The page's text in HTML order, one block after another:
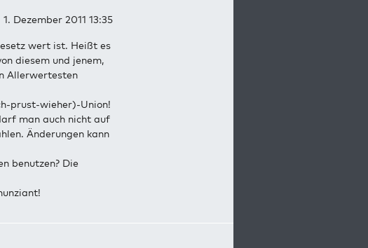
1. Dezember 2011 13:35
wert ist. Heißt es
diesem und jenem,
Allerwertesten
prust-wieher)-Union!
man auch nicht auf
Änderungen kann
benutzen? Die